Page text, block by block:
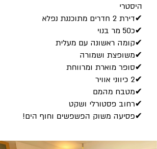
היסטרי
✔דירת 2 חדרים מתוכננת נפלא
✔כ50 מר בנוי
✔קומה ראשונה עם מעלית
✔משופצת ושמורה
✔סופר מוארת ומרווחת
✔2 כיווני אוויר
✔מטבח מהמם
✔רחוב פסטורלי ושקט
✔פסיעה משוק הפשפשים וחוף הים!